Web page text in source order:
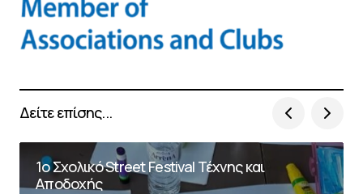
Δείτε επίσης...
1ο Σχολικό Street Festival Τέχνης και
Αποδοχής